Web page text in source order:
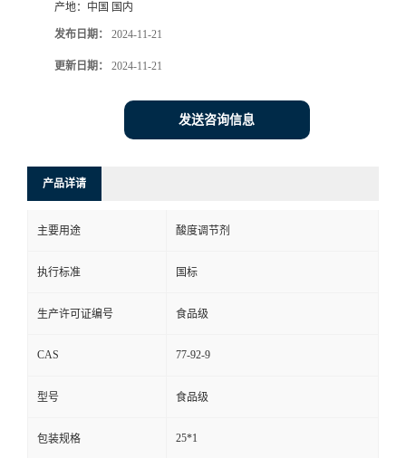
产地： 中国 国内
发布日期： 2024-11-21
更新日期： 2024-11-21
发送咨询信息
产品详请
主要用途 酸度调节剂
执行标准 国标
生产许可证编号 食品级
CAS 77-92-9
型号 食品级
包装规格 25*1